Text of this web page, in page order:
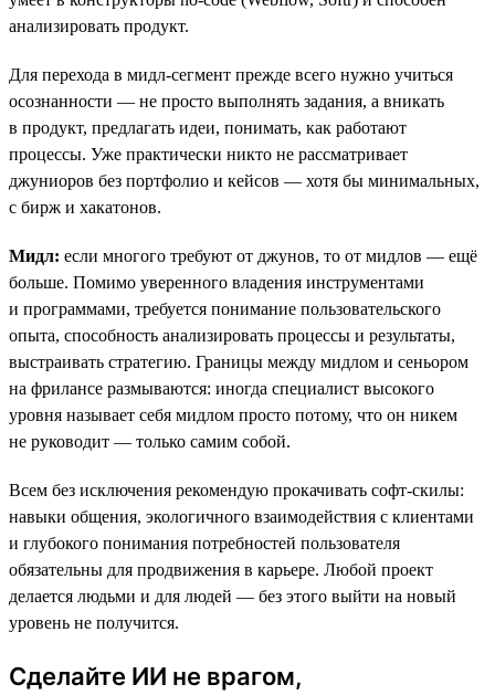
анализировать продукт.
Для перехода в мидл-сегмент прежде всего нужно учиться
осознанности — не просто выполнять задания, а вникать
в продукт, предлагать идеи, понимать, как работают
процессы. Уже практически никто не рассматривает
джуниоров без портфолио и кейсов — хотя бы минимальных,
с бирж и хакатонов.
Мидл: eсли многого требуют от джунов, то от мидлов — ещё
больше. Помимо уверенного владения инструментами
и программами, требуется понимание пользовательского
опыта, способность анализировать процессы и результаты,
выстраивать стратегию. Границы между мидлом и сеньором
на фрилансе размываются: иногда специалист высокого
уровня называет себя мидлом просто потому, что он никем
не руководит — только самим собой.
Всем без исключения рекомендую прокачивать софт-скилы:
навыки общения, экологичного взаимодействия с клиентами
и глубокого понимания потребностей пользователя
обязательны для продвижения в карьере. Любой проект
делается людьми и для людей — без этого выйти на новый
уровень не получится.
Сделайте ИИ не врагом,